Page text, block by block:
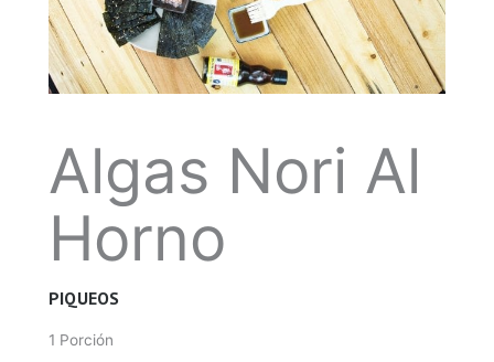
Algas Nori Al
Horno
PIQUEOS
1 Porción